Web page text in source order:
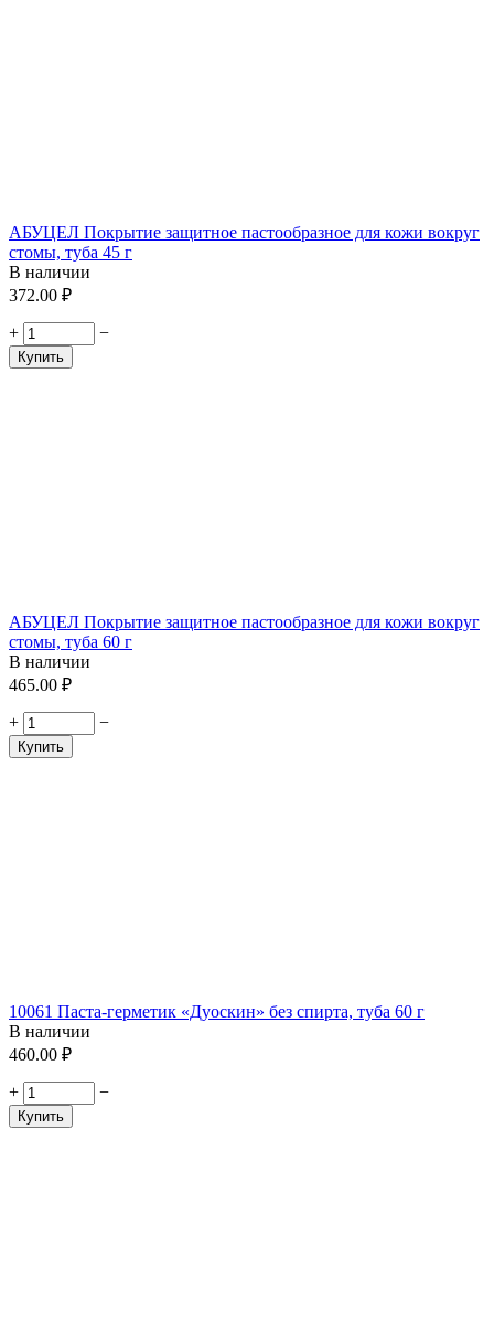
АБУЦЕЛ Покрытие защитное пастообразное для кожи вокруг
стомы, туба 45 г
В наличии
372.00 ₽
+
−
Купить
АБУЦЕЛ Покрытие защитное пастообразное для кожи вокруг
стомы, туба 60 г
В наличии
465.00 ₽
+
−
Купить
10061 Паста-герметик «Дуоскин» без спирта, туба 60 г
В наличии
460.00 ₽
+
−
Купить